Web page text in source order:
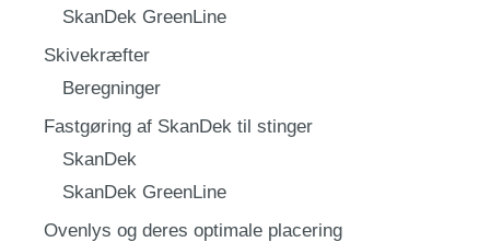
SkanDek GreenLine
Skivekræfter
Beregninger
Fastgøring af SkanDek til stinger
SkanDek
SkanDek GreenLine
Ovenlys og deres optimale placering